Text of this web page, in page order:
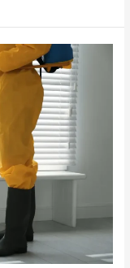
منازل
بجده
0509502498